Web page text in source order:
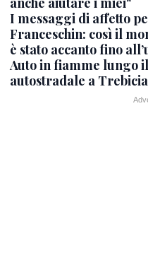
I messaggi di affetto
Franceschin: così il
è stato accanto fino
Auto in fiamme lungo
autostradale a